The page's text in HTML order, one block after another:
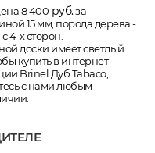
8 400 руб.за
15 мм, порода дерева -
4-х сторон.
доски имеет светлый
купить в интернет-
Brinel Дуб Tabaco,
с нами любым